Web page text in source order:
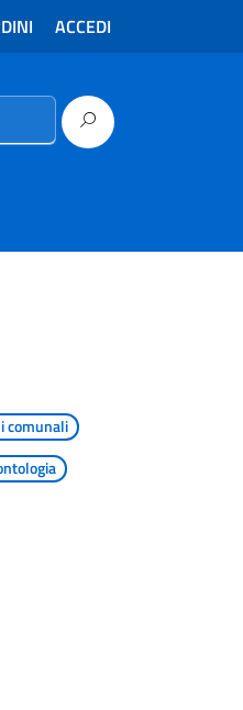
ACCEDI
comunali